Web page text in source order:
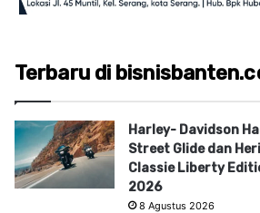
Terbaru di
Harley- Davidson
Street Glide dan
Classie Liberty
2026
8 Agustus 2026